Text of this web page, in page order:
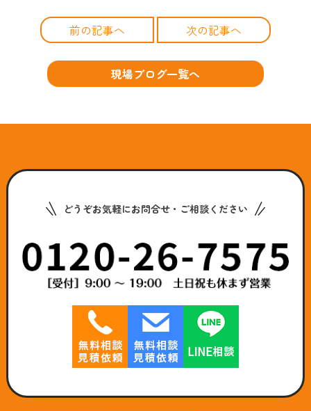
前の記事へ 次の記事へ
現場ブログ一覧へ
どうぞお気軽にお問合せ・ご相談ください